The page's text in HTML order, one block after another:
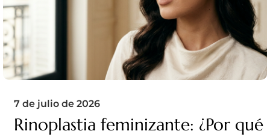
7 de julio de 2026
Rinoplastia feminizante: ¿Por qué